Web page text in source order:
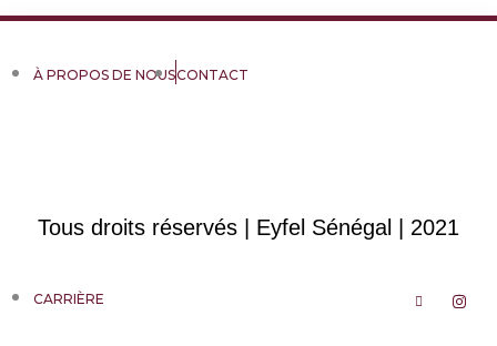
À PROPOS DE NOUSCONTACT
Tous droits réservés | Eyfel Sénégal | 2021
CARRIÈRE